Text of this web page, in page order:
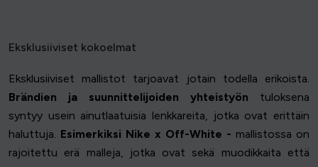
Eksklusiiviset kokoelmat
Eksklusiiviset mallistot tarjoavat jotain todella erikoista.
Brändien ja suunnittelijoiden yhteistyön tuloksena
syntyy usein ainutlaatuisia lenkkareita, jotka ovat erittäin
haluttuja. Esimerkiksi Nike x Off-White - mallistossa on
rajoitettu erä malleja, jotka ovat sekä muodikkaita että